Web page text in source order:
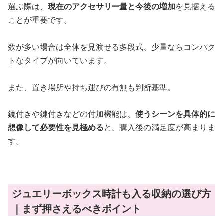
選ぶ際は、 現在のアクセサリー量と今後の増加を見据える
ことが重要です。
数が多い場合は全体を見渡せる多段式、少量ならコンパク
トなタイプが向いています。
また、置き場所や持ち運びの有無も判断基準。
鏡付きや鍵付きなどの付加機能は、 使うシーンを具体的に
想像して必要性を見極めると、購入後の満足度が高まりま
す。
ジュエリーボックス時計も入る収納の選び方
｜まず押さえるべきポイント